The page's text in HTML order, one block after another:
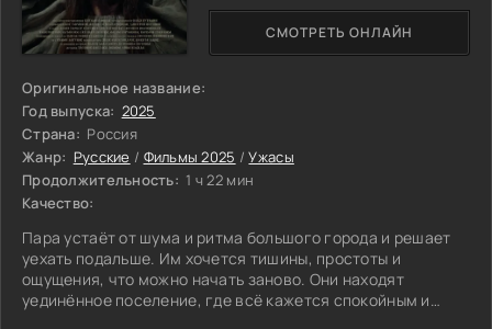
Оригинальное название:
Год выпуска: 2025
Страна: Россия
Жанр: Русские / Фильмы 2025 /Ужасы
Продолжительность: 1 ч 22 мин
Качество:
Пара устаёт от шума и ритма большого города и решает
уехать подальше. Им хочется тишины, простоты и
ощущения, что можно начать заново. Они находят
уединённое поселение, где всё кажется спокойным и
СМОТРЕТЬ ОНЛАЙН